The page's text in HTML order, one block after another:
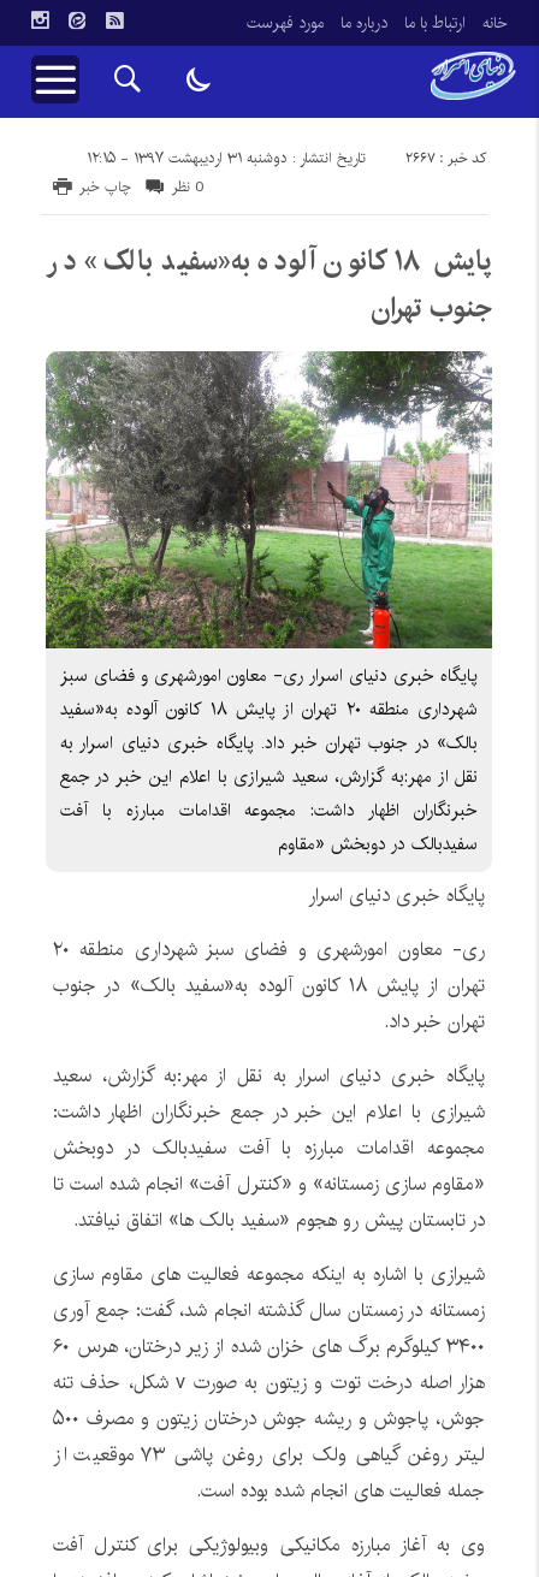
خانه ارتباط با ما درباره ما مورد فهرست
تاریخ انتشار : دوشنبه ۳۱ اردیبهشت ۱۳۹۷ - ۱۲:۱۵ کد خبر : 2667
چاپ خبر 0 نظر
پایش ۱۸ کانون آلوده به«سفید بالک» در
جنوب تهران
پایگاه خبری دنیای اسرار ری- معاون امورشهری و فضای سبز
شهرداری منطقه ۲۰ تهران از پایش ۱۸ کانون آلوده به«سفید
بالک» در جنوب تهران خبر داد. پایگاه خبری دنیای اسرار به
نقل از مهر:به گزارش، سعید شیرازی با اعلام این خبر در جمع
خبرنگاران اظهار داشت: مجموعه اقدامات مبارزه با آفت
سفیدبالک در دوبخش «مقاوم
پایگاه خبری دنیای اسرار
ری- معاون امورشهری و فضای سبز شهرداری منطقه ۲۰
تهران از پایش ۱۸ کانون آلوده به«سفید بالک» در جنوب
تهران خبر داد.
پایگاه خبری دنیای اسرار به نقل از مهر:به گزارش، سعید
شیرازی با اعلام این خبر در جمع خبرنگاران اظهار داشت:
مجموعه اقدامات مبارزه با آفت سفیدبالک در دوبخش
«مقاوم سازی زمستانه» و «کنترل آفت» انجام شده است تا
در تابستان پیش رو هجوم «سفید بالک ها» اتفاق نیافتد.
شیرازی با اشاره به اینکه مجموعه فعالیت های مقاوم سازی
زمستانه در زمستان سال گذشته انجام شد، گفت: جمع آوری
۳۴۰۰ کیلوگرم برگ های خزان شده از زیر درختان، هرس ۶۰
هزار اصله درخت توت و زیتون به صورت v شکل، حذف تنه
جوش، پاجوش و ریشه جوش درختان زیتون و مصرف ۵۰۰
لیتر روغن گیاهی ولک برای روغن پاشی ۷۳ موقعیت از
جمله فعالیت های انجام شده بوده است.
وی به آغاز مبارزه مکانیکی وبیولوژیکی برای کنترل آفت